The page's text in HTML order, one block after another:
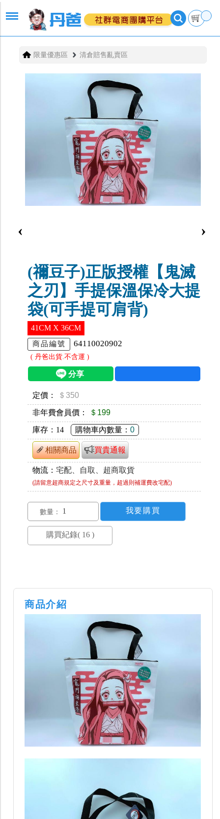
限量優惠區 清倉賠售亂賣區
‹ ›
(禰豆子)正版授權【鬼滅
之刃】手提保溫保冷大提
袋(可手提可肩背)
41CM X 36CM
商品編號 64110020902
( 丹爸出貨.不含運 )
定價： ＄350
非年費會員價： ＄199
庫存： 14 購物車內數量： 0
相關商品 買貴通報
物流： 宅配、自取、超商取貨
(請留意超商規定之尺寸及重量，超過則補運費改宅配)
數量：
商品介紹